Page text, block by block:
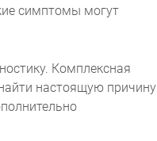
симптомы могут
Комплексная
настоящую причину